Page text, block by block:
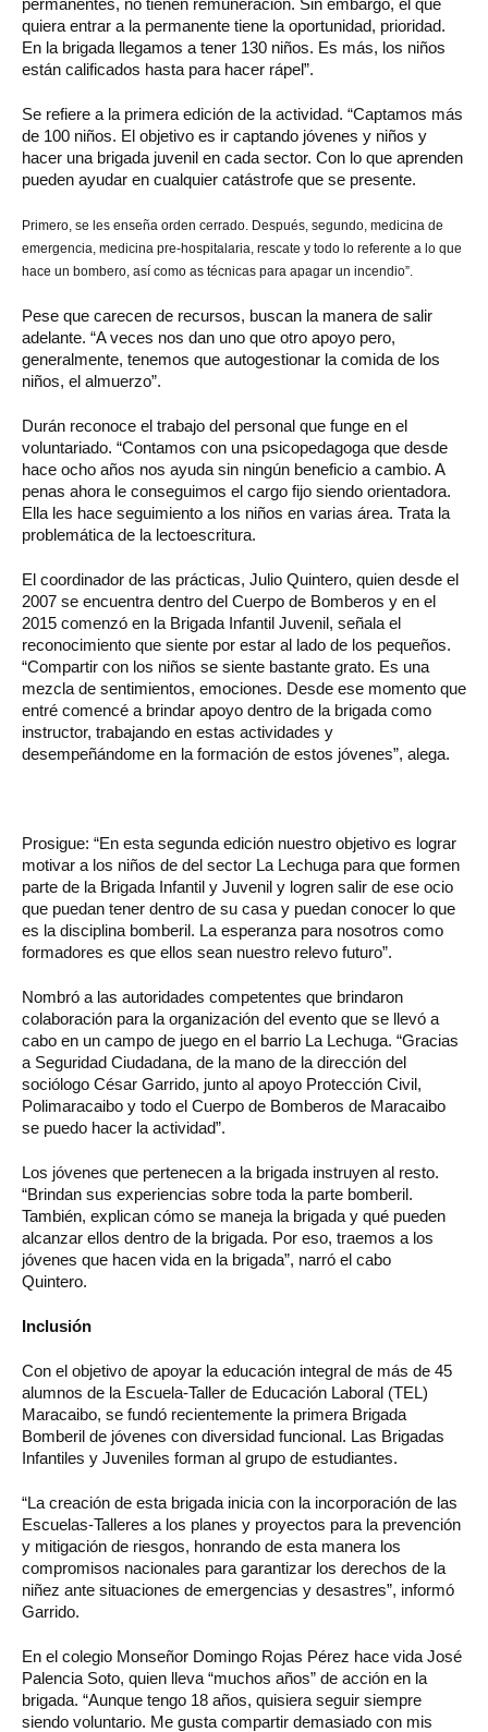
quiera entrar a la permanente tiene la oportunidad, prioridad.
En la brigada llegamos a tener 130 niños. Es más, los niños
están calificados hasta para hacer rápel”.
Se refiere a la primera edición de la actividad. “Captamos más
de 100 niños. El objetivo es ir captando jóvenes y niños y
hacer una brigada juvenil en cada sector. Con lo que aprenden
pueden ayudar en cualquier catástrofe que se presente.
Primero, se les enseña orden cerrado. Después, segundo, medicina de
emergencia, medicina pre-hospitalaria, rescate y todo lo referente a lo que
hace un bombero, así como as técnicas para apagar un incendio”.
Pese que carecen de recursos, buscan la manera de salir
adelante. “A veces nos dan uno que otro apoyo pero,
generalmente, tenemos que autogestionar la comida de los
niños, el almuerzo”.
Durán reconoce el trabajo del personal que funge en el
voluntariado. “Contamos con una psicopedagoga que desde
hace ocho años nos ayuda sin ningún beneficio a cambio. A
penas ahora le conseguimos el cargo fijo siendo orientadora.
Ella les hace seguimiento a los niños en varias área. Trata la
problemática de la lectoescritura.
El coordinador de las prácticas, Julio Quintero, quien desde el
2007 se encuentra dentro del Cuerpo de Bomberos y en el
2015 comenzó en la Brigada Infantil Juvenil, señala el
reconocimiento que siente por estar al lado de los pequeños.
“Compartir con los niños se siente bastante grato. Es una
mezcla de sentimientos, emociones. Desde ese momento que
entré comencé a brindar apoyo dentro de la brigada como
instructor, trabajando en estas actividades y
desempeñándome en la formación de estos jóvenes”, alega.
Prosigue: “En esta segunda edición nuestro objetivo es lograr
motivar a los niños de del sector La Lechuga para que formen
parte de la Brigada Infantil y Juvenil y logren salir de ese ocio
que puedan tener dentro de su casa y puedan conocer lo que
es la disciplina bomberil. La esperanza para nosotros como
formadores es que ellos sean nuestro relevo futuro”.
Nombró a las autoridades competentes que brindaron
colaboración para la organización del evento que se llevó a
cabo en un campo de juego en el barrio La Lechuga. “Gracias
a Seguridad Ciudadana, de la mano de la dirección del
sociólogo César Garrido, junto al apoyo Protección Civil,
Polimaracaibo y todo el Cuerpo de Bomberos de Maracaibo
se puedo hacer la actividad”.
Los jóvenes que pertenecen a la brigada instruyen al resto.
“Brindan sus experiencias sobre toda la parte bomberil.
También, explican cómo se maneja la brigada y qué pueden
alcanzar ellos dentro de la brigada. Por eso, traemos a los
jóvenes que hacen vida en la brigada”, narró el cabo
Quintero.
Inclusión
Con el objetivo de apoyar la educación integral de más de 45
alumnos de la Escuela-Taller de Educación Laboral (TEL)
Maracaibo, se fundó recientemente la primera Brigada
Bomberil de jóvenes con diversidad funcional. Las Brigadas
Infantiles y Juveniles forman al grupo de estudiantes.
“La creación de esta brigada inicia con la incorporación de las
Escuelas-Talleres a los planes y proyectos para la prevención
y mitigación de riesgos, honrando de esta manera los
compromisos nacionales para garantizar los derechos de la
niñez ante situaciones de emergencias y desastres”, informó
Garrido.
En el colegio Monseñor Domingo Rojas Pérez hace vida José
Palencia Soto, quien lleva “muchos años” de acción en la
brigada. “Aunque tengo 18 años, quisiera seguir siempre
siendo voluntario. Me gusta compartir demasiado con mis